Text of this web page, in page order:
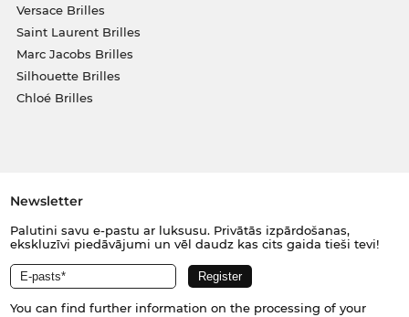
Versace Brilles
Saint Laurent Brilles
Marc Jacobs Brilles
Silhouette Brilles
Chloé Brilles
Newsletter
Palutini savu e-pastu ar luksusu. Privātās izpārdošanas,
ekskluzīvi piedāvājumi un vēl daudz kas cits gaida tieši tevi!
You can find further information on the processing of your